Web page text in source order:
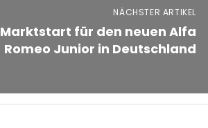
NÄCHSTER ARTIKEL
Marktstart für den neuen Alfa
Romeo Junior in Deutschland